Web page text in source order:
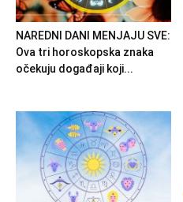
NAREDNI DANI MENJAJU SVE:
Ova tri horoskopska znaka
očekuju događaji koji...